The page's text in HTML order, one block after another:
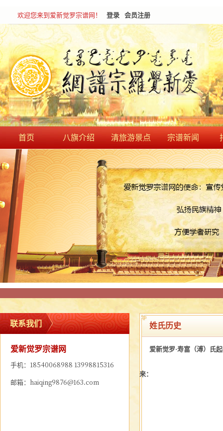
欢迎您来到爱新觉罗宗谱网！ 登录 会员注册
首页 八旗介绍 清旅游景点 宗谱新闻
联系我们
爱新觉罗宗谱网
手机：18540068988 13998815316
邮箱：haiqing9876@163.com
姓氏历史
爱新觉罗·寿富（溥）氏
来：